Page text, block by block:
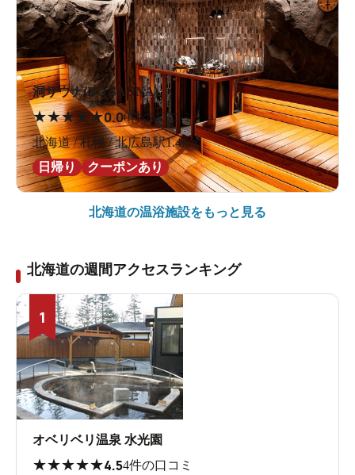
洞サウナ(DO SAUNA)
★★★★★0.00件の口コミ
北海道 / 札幌 / 北広島駅1.4km
日帰り
クーポンあり
北海道の温浴施設をもっと見る
北海道の週間アクセスランキング
1
オベリベリ温泉 水光園
★★★★★4.54件の口コミ